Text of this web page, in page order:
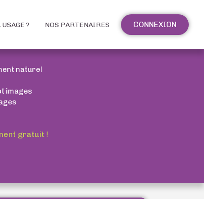
? NOS PARTENAIRES CONNEXION
naturel
images
gratuit !